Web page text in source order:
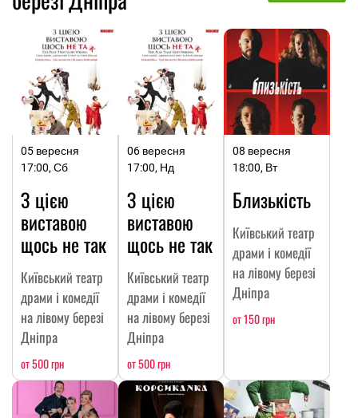
05 вересня
17:00, Сб
З цією
виставою
щось не так
Київський театр
драми і комедії
на лівому березі
Дніпра
от 500 грн
06 вересня
17:00, Нд
З цією
виставою
щось не так
Київський театр
драми і комедії
на лівому березі
Дніпра
от 500 грн
08 вересня
18:00, Вт
Близькість
Київський театр
драми і комедії
на лівому березі
Дніпра
от 150 грн